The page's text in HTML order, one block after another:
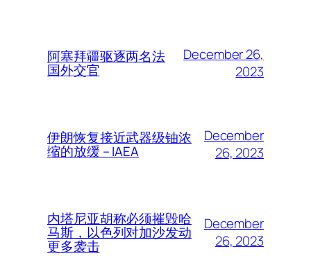
阿塞拜疆驱逐两名法
国外交官
December 26,
2023
伊朗恢复接近武器级铀浓
缩的放缓 – IAEA
December
26, 2023
内塔尼亚胡称必须摧毁哈
马斯，以色列对加沙发动
更多袭击
December
26, 2023